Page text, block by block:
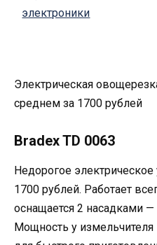
Электрическая
среднем за 1700 рублей
Bradex TD 0063
Недорогое
1700 рублей. Работает
оснащается 2 насадками
Мощность у